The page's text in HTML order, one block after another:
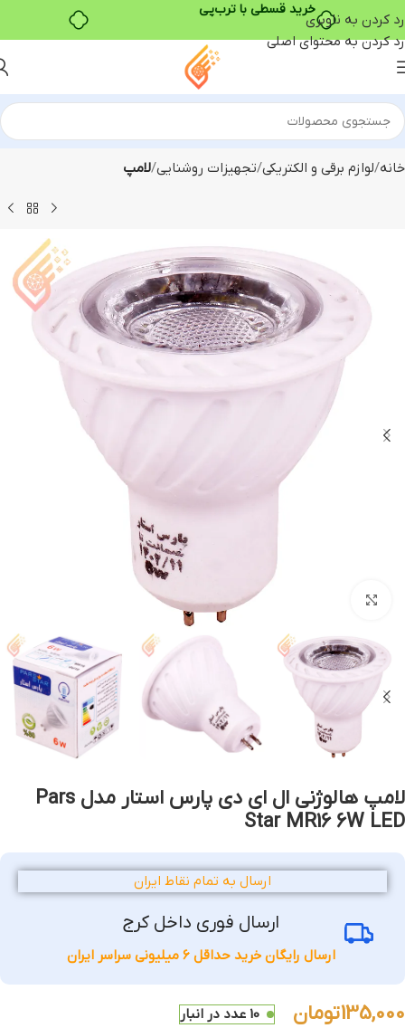
خرید قسطی با ترب‌پی
رد کردن به ناوبری
رد کردن به محتوای اصلی
خانه لوازم برقی و الکتریکی تجهیزات روشنایی لامپ
لامپ هالوژنی ال ای دی پارس استار مدل Pars
Star MR16 6W LED
ارسال به تمام نقاط ایران
ارسال فوری داخل کرج
ارسال رایگان خرید حداقل 6 میلیونی سراسر ایران
135,000تومان 10 عدد در انبار